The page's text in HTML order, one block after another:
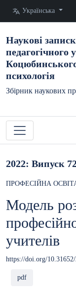
Змінити мову.
Українська
Наукові
педагогічного
психологія
Збірник наукових
2022: Випуск
ПРОФЕСІЙНА
Модель
учителів
https://doi.org/
pdf